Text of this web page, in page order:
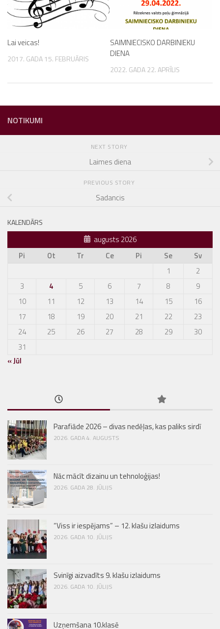
Lai veicas!
2017. GADA 15. FEBRUĀRIS
SAIMNIECISKO DARBINIEKU
DIENA
2022. GADA 22. APRĪLIS
NOTIKUMI
NEXT STORY
Laimes diena
PREVIOUS STORY
Sadancis
KALENDĀRS
augusts 2026
Pi
Ot Tr Ce Pi Se
Sv
1
2
3
4 5 6 7 8
9
10
11 12 13 14 15
16
17
18 19 20 21 22
23
24
25 26 27 28 29
30
31
« Jūl
Parafiāde 2026 – divas nedēļas, kas paliks sirdī
2026. GADA 4. AUGUSTS
Nāc mācīt dizainu un tehnoloģijas!
2026. GADA 28. JŪLIJS
“Viss ir iespējams” – 12. klašu izlaidums
2026. GADA 10. JŪLIJS
Svinīgi aizvadīts 9. klašu izlaidums
2026. GADA 10. JŪLIJS
Uzņemšana 10.klasē